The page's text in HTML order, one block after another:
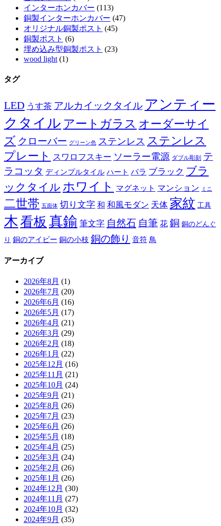
インターホンカバー (113)
銅製インターホンカバー (47)
オリジナル銅製ポスト (45)
銅製ポスト (6)
埋め込み型銅製ポスト (23)
wood light (1)
タグ
LED うす茶 アルカイックタイル アンティー
クタイル アートガラス オーダーサイ
ズ クローバー グリーン色 ステンレス ステンレス
プレート スワロフスキー ソーラー電源 ダブル彫刻 テ
ラコッタ ディンプルタイル ハート バラ ブラック ブラ
ックタイル ホワイト マグネット マンション ミニ
二世帯 五面体 切り文字 和 和風モダン 天体 家紋 工具
木看板 真鍮 筆文字 自然石 自筆 花 銅 銅のどんぐ
り 銅のアイビー 銅の小枝 銅の飾り 音符 鳥
アーカイブ
2026年8月 (1)
2026年7月 (20)
2026年6月 (16)
2026年5月 (17)
2026年4月 (21)
2026年3月 (29)
2026年2月 (18)
2026年1月 (22)
2025年12月 (16)
2025年11月 (21)
2025年10月 (24)
2025年9月 (21)
2025年8月 (26)
2025年7月 (23)
2025年6月 (26)
2025年5月 (18)
2025年4月 (25)
2025年3月 (24)
2025年2月 (26)
2025年1月 (26)
2024年12月 (30)
2024年11月 (27)
2024年10月 (32)
2024年9月 (35)